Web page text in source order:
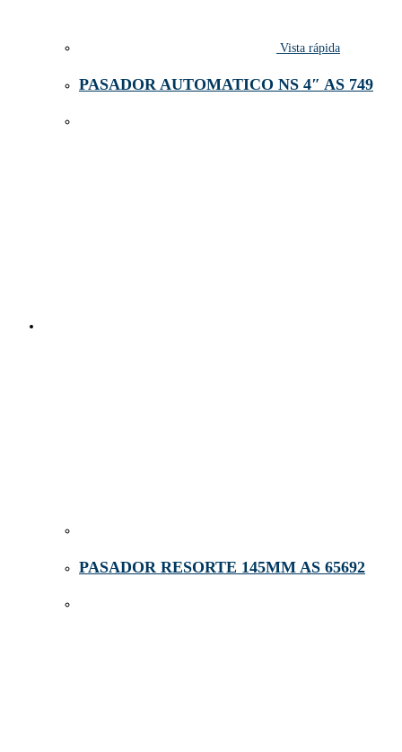
Vista rápida
PASADOR AUTOMATICO NS 4″ AS 749
PASADOR RESORTE 145MM AS 65692